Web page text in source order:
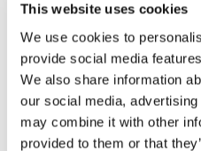
This website uses cookies
We use cookies to
provide social media
We also share information
our social media,
may combine it with other
provided to them or that
T-shirt Avant barn grön 92 cm
G0007
90kr (ex. moms)